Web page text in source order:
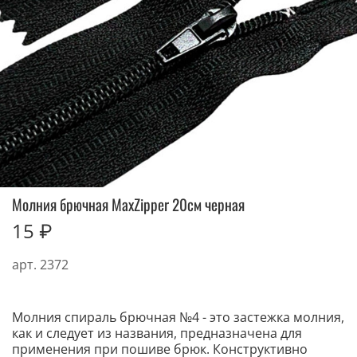
арт. 2372
Молния брючная MaxZipper 20см черная
15 ₽
Молния спираль брючная №4 - это застежка молния,
как и следует из названия, предназначена для
применения при пошиве брюк. Конструктивно